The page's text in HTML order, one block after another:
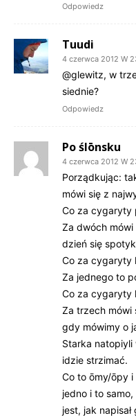
Odpowiedz
Tuudi
4 czerwca 2012 W
@glewitz, w
siednie?
Odpowiedz
Po ślōnsku
4 czerwca 2012 W
Porządkując:
mówi się z
Co za cygaryty
Za dwóch
dzień się
Co za cygaryty
Za jednego to
Co za cygaryty
Za trzech mówi
gdy mówimy o
Starka natopiyli
idzie strzimać.
Co to ōmy/ōpy
jedno i to
jest, jak